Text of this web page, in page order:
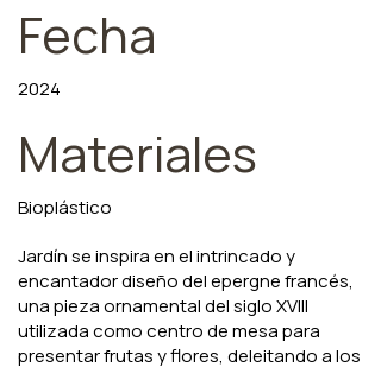
Fecha
2024
Materiales
Bioplástico
Jardín se inspira en el intrincado y
encantador diseño del epergne francés,
una pieza ornamental del siglo XVIII
utilizada como centro de mesa para
presentar frutas y flores, deleitando a los